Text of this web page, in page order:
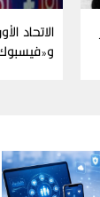
الاتحاد